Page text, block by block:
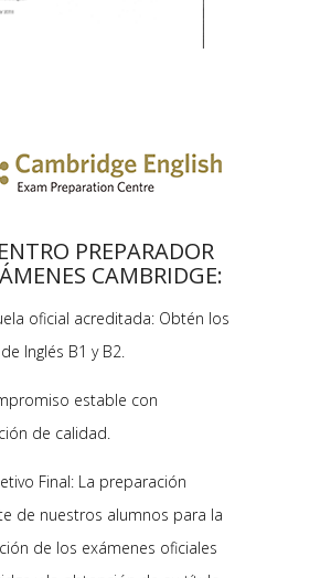
PREPARADOR
CAMBRIDGE:
oficial acreditada: Obtén los
Inglés B1 y B2.
estable con
de calidad.
Final: La preparación
de nuestros alumnos para la
de los exámenes oficiales